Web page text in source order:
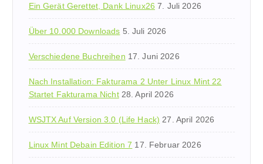
Ein Gerät Gerettet, Dank Linux26 7. Juli 2026
Über 10.000 Downloads 5. Juli 2026
Verschiedene Buchreihen 17. Juni 2026
Nach Installation: Fakturama 2 Unter Linux Mint 22
Startet Fakturama Nicht 28. April 2026
WSJTX Auf Version 3.0 (Life Hack) 27. April 2026
Linux Mint Debain Edition 7 17. Februar 2026